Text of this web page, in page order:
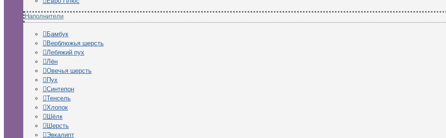
Наполнители
Бамбук
Верблюжья шерсть
Лебяжий пух
Лён
Овечья шерсть
Пух
Синтепон
Тенсель
Хлопок
Шёлк
Шерсть
Эвкалипт